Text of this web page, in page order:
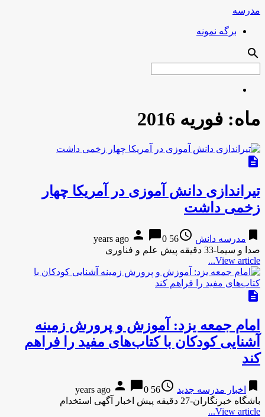
مدرسه
برگه نمونه
search
ماه: فوریه 2016
description
تیراندازی دانش آموزی در آمریکا چهار
زخمی داشت
bookmark مدرسه دانش access_time
56 years ago
person chat_bubble0
صدا و سیما-33 دقیقه پیش علم و فناوری
View article...
description
امام جمعه یزد: آموزش و پرورش زمینه
آشنایی کودکان با کتاب‌های مفید را فراهم
کند
bookmark اخبار مدرسه جدید access_time
56 years ago
person chat_bubble0
باشگاه خبرنگاران-27 دقیقه پیش اخبار آگهی استخدام
View article...